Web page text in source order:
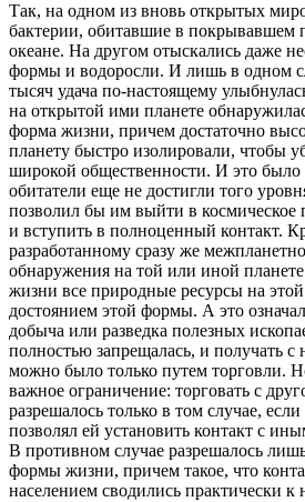
Так, на одном из вновь открытых
бактерии, обитавшие в покрывавшем
океане. На другом отыскались даже
формы и водоросли. И лишь в одном
тысяч удача по-настоящему
на открытой ими планете
форма жизни, причем достаточно
планету быстро изолировали, чтобы
широкой общественности. И это было
обитатели еще не достигли того
позволил бы им выйти в космическое
и вступить в полноценный контакт.
разработанному сразу же
обнаружения на той или иной
жизни все природные ресурсы на этой
достоянием этой формы. А это
добыча или разведка полезных
полностью запрещалась, и получать
можно было только путем торговли.
важное ограничение: торговать с
разрешалось только в том случае,
позволял ей установить контакт с
В противном случае разрешалось
формы жизни, причем такое, что
населением сводились практически к